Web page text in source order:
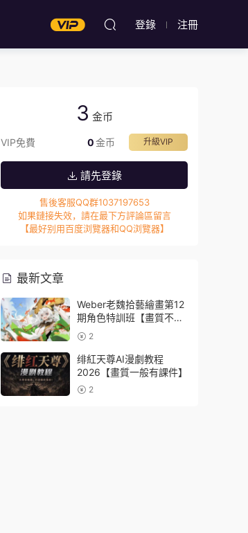
登錄 注冊
3 金币
VIP免費 升級VIP
0金币
請先登錄
售後客服QQ群1037197653
如果鏈接失效，請在最下方評論區留言
【最好别用百度浏覽器和QQ浏覽器】
最新文章
Weber老魏拾藝繪畫第12
期角色特訓班【畫質不錯
隻有視頻】
2
绯紅天尊AI漫劇教程
2026【畫質一般有課件】
2